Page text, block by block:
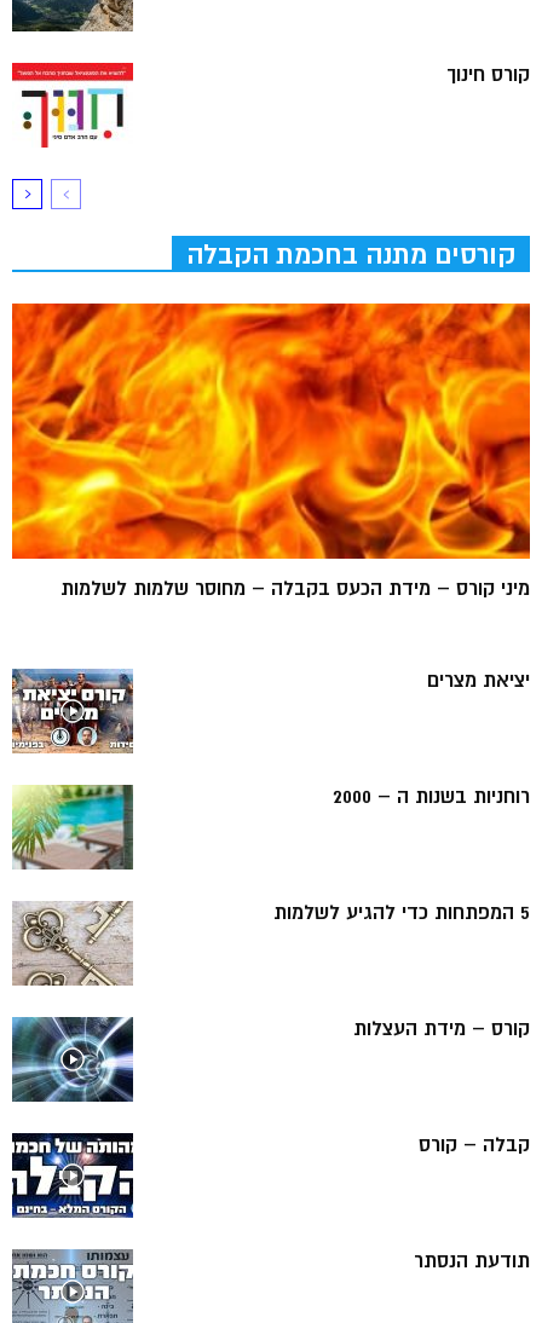
קורס חינוך
קורסים מתנה בחכמת הקבלה
מיני קורס – מידת הכעס בקבלה – מחוסר שלמות לשלמות
יציאת מצרים
רוחניות בשנות ה – 2000
5 המפתחות כדי להגיע לשלמות
קורס – מידת העצלות
קבלה – קורס
תודעת הנסתר